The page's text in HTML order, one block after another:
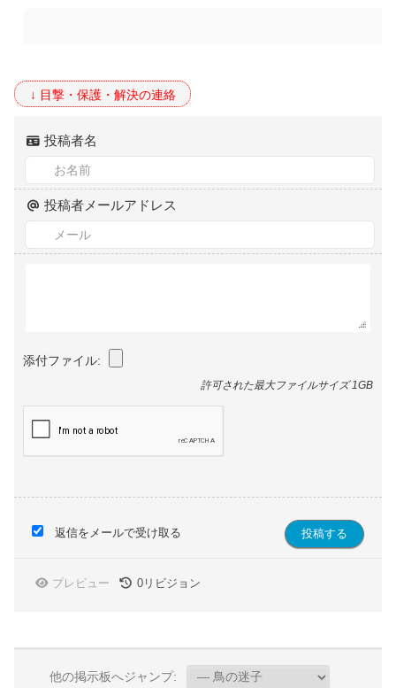
投稿者名
投稿者メールアドレス
添付ファイル:
許可された最大ファイルサイズ 1GB
返信をメールで受け取る
プレビュー 0リビジョン
他の掲示板へジャンプ: